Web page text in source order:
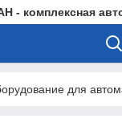
- комплексная
для